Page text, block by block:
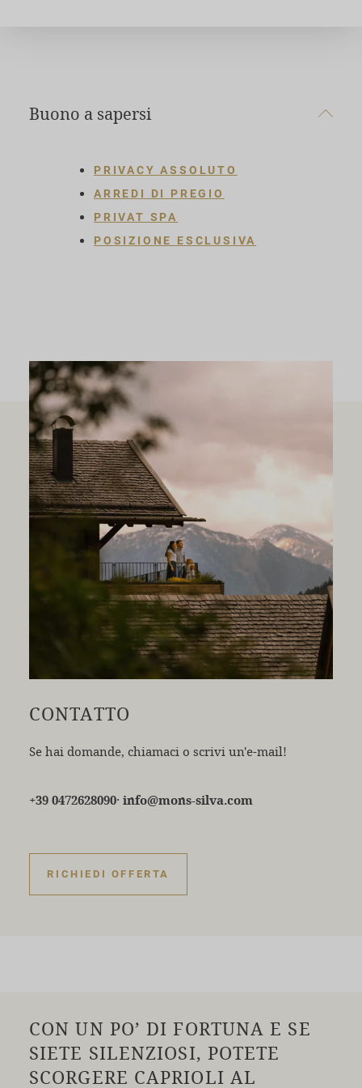
Buono a sapersi
PRIVACY ASSOLUTO
ARREDI DI PREGIO
PRIVAT SPA
POSIZIONE ESCLUSIVA
CONTATTO
Se hai domande, chiamaci o scrivi un'e-mail!
+39 0472628090· info@mons-silva.com
RICHIEDI OFFERTA
CON UN PO’ DI FORTUNA E SE
SIETE SILENZIOSI, POTETE
SCORGERE CAPRIOLI AL